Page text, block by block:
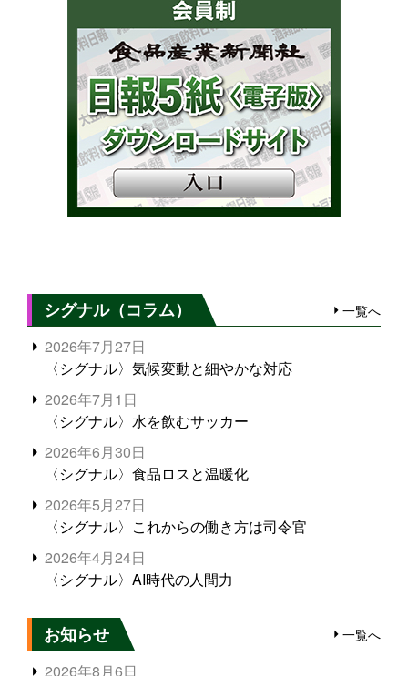
シグナル（コラム） 一覧へ
2026年7月27日
〈シグナル〉気候変動と細やかな対応
2026年7月1日
〈シグナル〉水を飲むサッカー
2026年6月30日
〈シグナル〉食品ロスと温暖化
2026年5月27日
〈シグナル〉これからの働き方は司令官
2026年4月24日
〈シグナル〉AI時代の人間力
お知らせ 一覧へ
2026年8月6日